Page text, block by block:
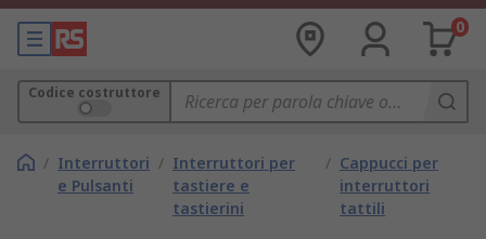
0
Codice costruttore
/ Interruttori
e Pulsanti
/ Interruttori per
tastiere e
tastierini
/ Cappucci per
interruttori
tattili